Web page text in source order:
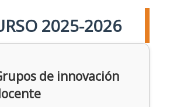
2025-2026
de innovación